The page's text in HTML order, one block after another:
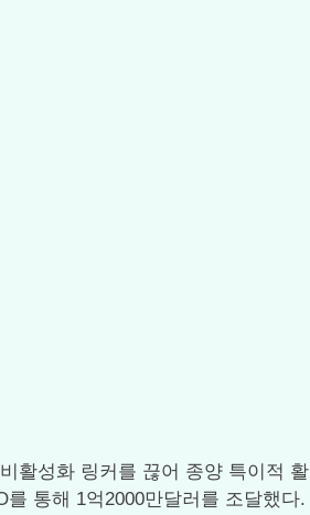
활성화 링커를 끊어 종양 특이적
통해 1억2000만달러를 조달했